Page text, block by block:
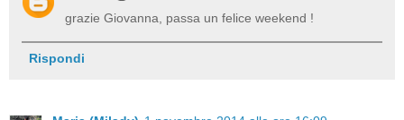
grazie Giovanna, passa un felice weekend !
Rispondi